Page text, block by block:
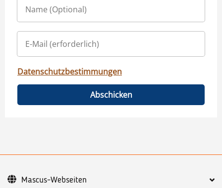
Datenschutzbestimmungen
Abschicken
Mascus-Webseiten